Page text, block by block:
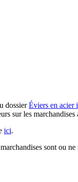
dossierÉviers en acier
sur les marchandises
ici.
sont ou ne